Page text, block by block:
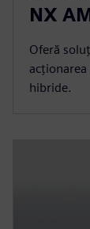
NX
Oferă
hibride.